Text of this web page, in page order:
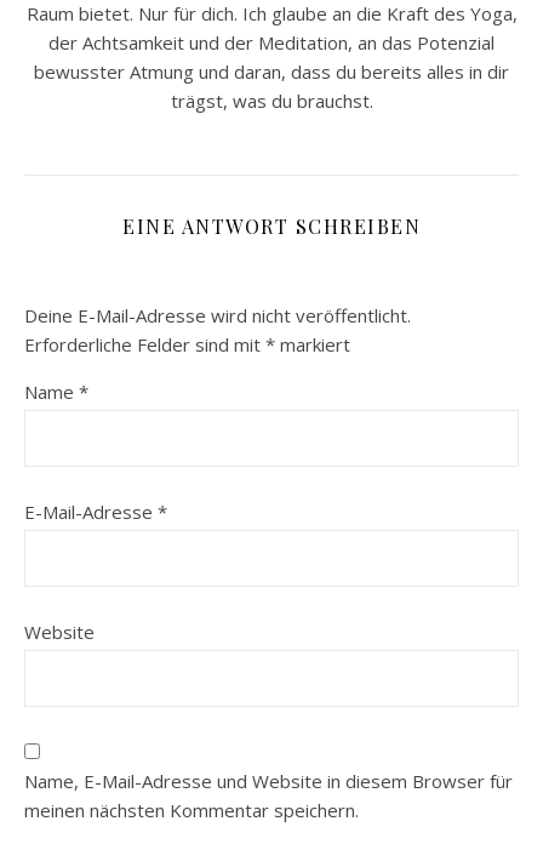
Raum bietet. Nur für dich. Ich glaube an die Kraft des Yoga,
der Achtsamkeit und der Meditation, an das Potenzial
bewusster Atmung und daran, dass du bereits alles in dir
trägst, was du brauchst.
EINE ANTWORT SCHREIBEN
Deine E-Mail-Adresse wird nicht veröffentlicht.
Erforderliche Felder sind mit * markiert
Name *
E-Mail-Adresse *
Website
Name, E-Mail-Adresse und Website in diesem Browser für
meinen nächsten Kommentar speichern.